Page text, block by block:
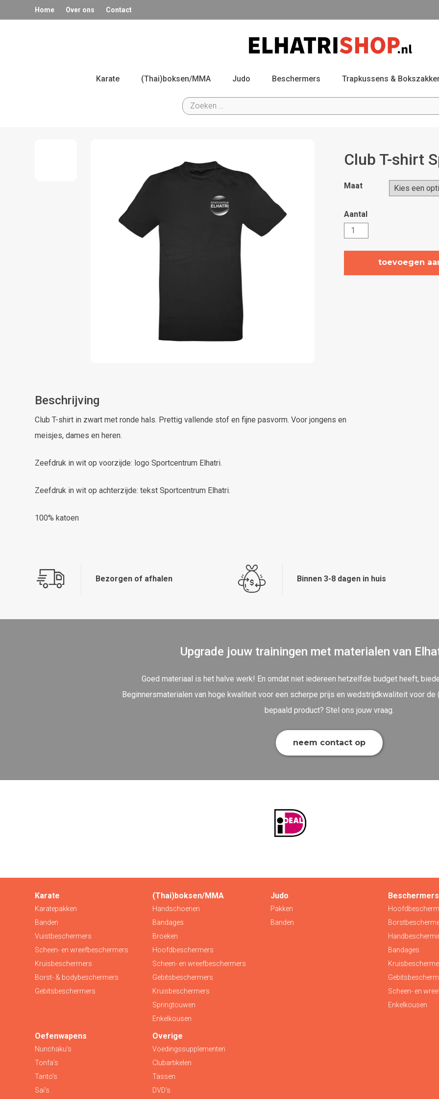
Home Over ons Contact
Karate (Thai)boksen/MMA Judo Beschermers Trapkussens &
Zoeken
naar:
Club T-shirt
Maat
Club
T-
shirt
Sportcentrum
Elhatri
toevoegen
Beschrijving
Club T-shirt in zwart met ronde hals. Prettig vallende stof en fijne pasvorm. Voor jongens en
meisjes, dames en heren.
Zeefdruk in wit op voorzijde: logo Sportcentrum Elhatri.
Zeefdruk in wit op achterzijde: tekst Sportcentrum Elhatri.
100% katoen
Bezorgen of afhalen Binnen 3-8 dagen in huis
Upgrade jouw trainingen met materialen van
Goed materiaal is het halve werk! En omdat niet iedereen hetzelfde budget heeft,
Beginnersmaterialen van hoge kwaliteit voor een scherpe prijs en wedstrijdkwaliteit voor de
bepaald product? Stel ons jouw vraag.
neem contact op
Karate
Karatepakken
Banden
Vuistbeschermers
Scheen- en wreefbeschermers
Kruisbeschermers
Borst- & bodybeschermers
Gebitsbeschermers
(Thai)boksen/MMA
Handschoenen
Bandages
Broeken
Hoofdbeschermers
Scheen- en wreefbeschermers
Gebitsbeschermers
Kruisbeschermers
Springtouwen
Enkelkousen
Judo
Pakken
Banden
Beschermers
Bandages
Scheen- en
Enkelkousen
Oefenwapens
Nunchaku’s
Tonfa’s
Tanto’s
Sai’s
Overige
Voedingssupplementen
Clubartikelen
Tassen
DVD’s